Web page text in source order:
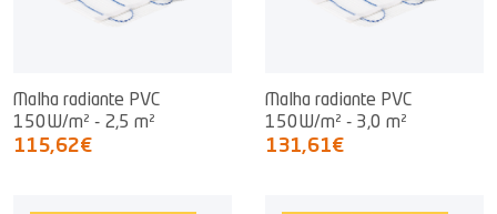
Malha radiante PVC
150W/m² - 2,5 m²
115,62€
Malha radiante PVC
150W/m² - 3,0 m²
131,61€